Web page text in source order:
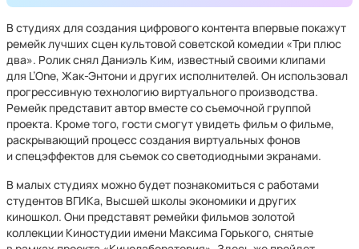
В студиях для создания цифрового контента впервые покажут
ремейк лучших сцен культовой советской комедии «Три плюс
два». Ролик снял Даниэль Ким, известный своими клипами
для L’One, Жак-Энтони и других исполнителей. Он использовал
прогрессивную технологию виртуального производства.
Ремейк представит автор вместе со съемочной группой
проекта. Кроме того, гости смогут увидеть фильм о фильме,
раскрывающий процесс создания виртуальных фонов
и спецэффектов для съемок со светодиодными экранами.
В малых студиях можно будет познакомиться с работами
студентов ВГИКа, Высшей школы экономики и других
киношкол. Они представят ремейки фильмов золотой
коллекции Киностудии имени Максима Горького, снятые